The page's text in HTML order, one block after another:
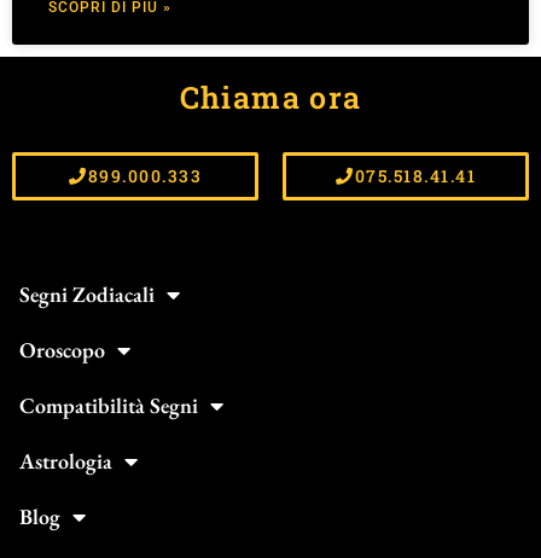
SCOPRI DI PIÙ »
Chiama ora
899.000.333 075.518.41.41
Segni Zodiacali
Oroscopo
Compatibilità Segni
Astrologia
Blog